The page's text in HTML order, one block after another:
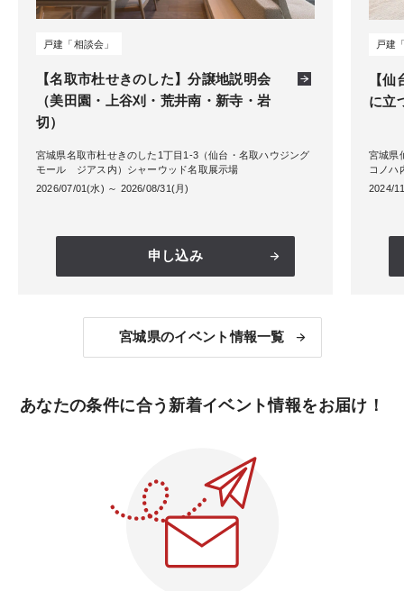
【名取市杜せきのした】分譲地説明会
（美田園・上谷刈・荒井南・新寺・岩
切）
戸建「相談会」
宮城県名取市杜せきのした1丁目1-3（仙台・名取ハウジング
モール ジアス内）シャーウッド名取展示場
2026/07/01(水) ～ 2026/08/31(月)
申し込み
【
に立
戸建
宮城県
コノハ
2024/
宮城県のイベント情報一覧
あなたの条件に合う新着イベント情報をお届け！